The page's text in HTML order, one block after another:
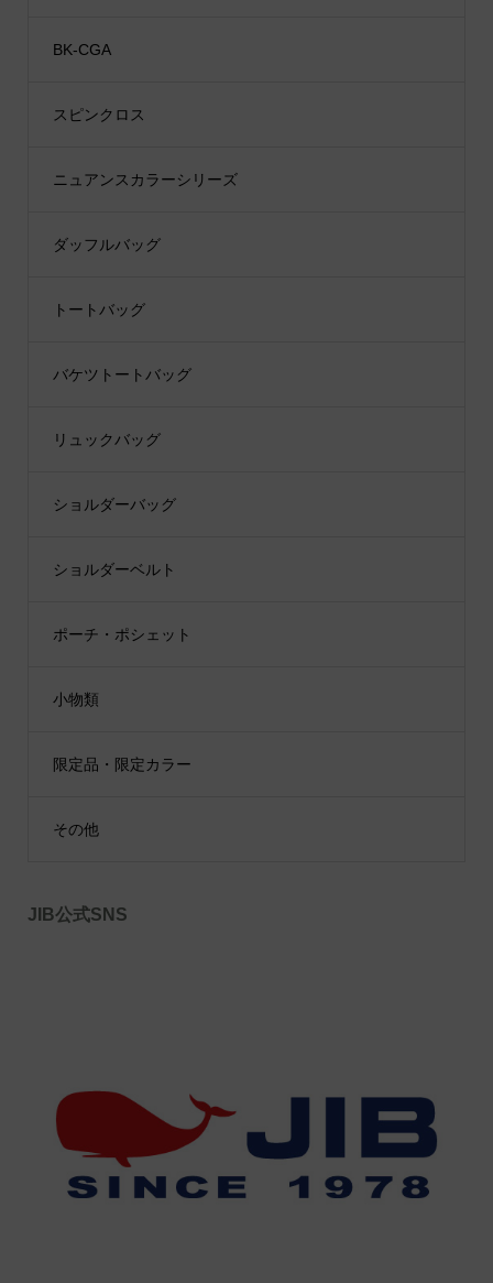
BK-CGA
スピンクロス
ニュアンスカラーシリーズ
ダッフルバッグ
トートバッグ
バケツトートバッグ
リュックバッグ
ショルダーバッグ
ショルダーベルト
ポーチ・ポシェット
小物類
限定品・限定カラー
その他
JIB公式SNS